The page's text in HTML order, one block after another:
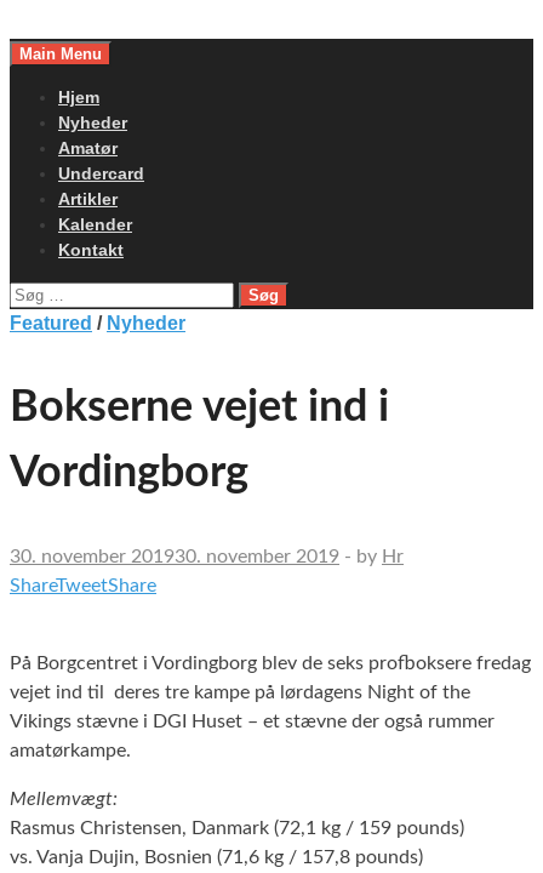
toMain Menu
Hjem
Nyheder
Amatør
Undercard
Artikler
Kalender
Kontakt
Søg
efter:
Featured / Nyheder
Bokserne vejet ind i
Vordingborg
30. november 201930. november 2019 - by Hr
ShareTweetShare
På Borgcentret i Vordingborg blev de seks profboksere fredag
vejet ind til deres tre kampe på lørdagens Night of the
Vikings stævne i DGI Huset – et stævne der også rummer
amatørkampe.
Mellemvægt:
Rasmus Christensen, Danmark (72,1 kg / 159 pounds)
vs. Vanja Dujin, Bosnien (71,6 kg / 157,8 pounds)